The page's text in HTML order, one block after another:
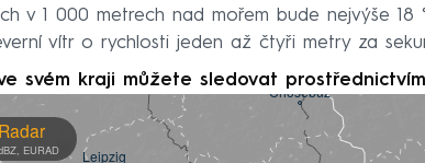
v 1 000 metrech nad mořem bude nejvýše 18
vítr o rychlosti jeden až čtyři metry za
svém kraji můžete sledovat